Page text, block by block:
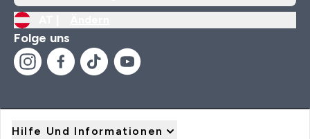
Folge uns
Hilfe Und Informationen